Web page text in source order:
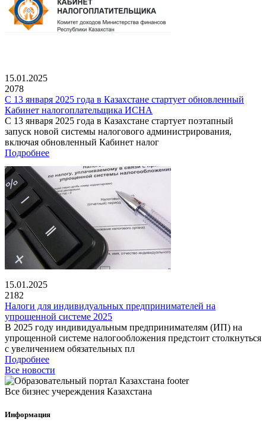
15.01.2025
2078
С 13 января 2025 года в Казахстане стартует обновленный
Кабинет налогоплательщика ИСНА
С 13 января 2025 года в Казахстане стартует поэтапный
запуск новой системы налогового администрирования,
включая обновленный Кабинет налог
Подробнее
15.01.2025
2182
Налоги для индивидуальных предпринимателей на
упрощенной системе 2025
В 2025 году индивидуальным предпринимателям (ИП) на
упрощенной системе налогообложения предстоит столкнуться
с увеличением обязательных пл
Подробнее
Все новости
Все бизнес учереждения Казахстана
Информация